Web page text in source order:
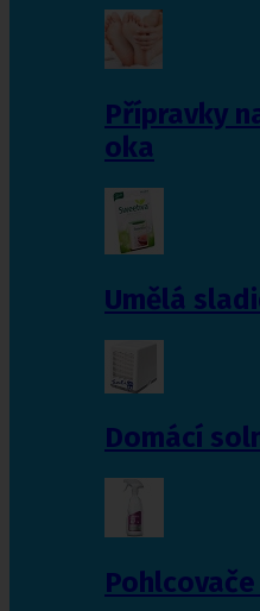
Přípravky
oka
Umělá
Domácí